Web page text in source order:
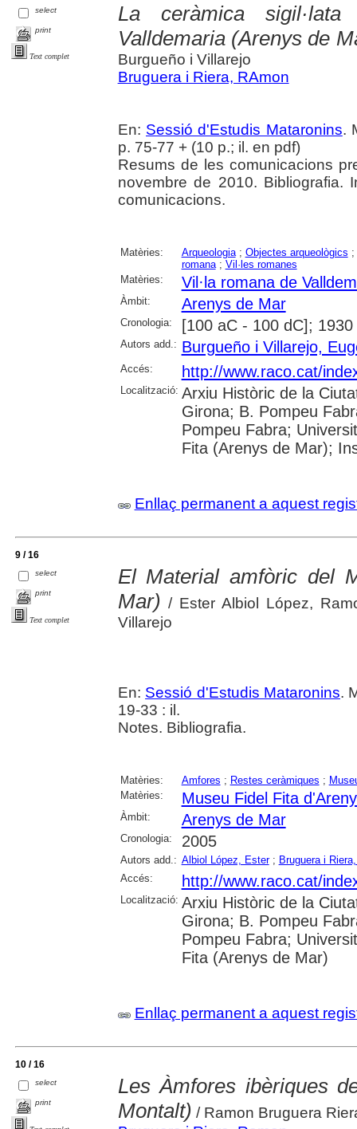
select
print
Text complet
La ceràmica
Valldemaria (Arenys de
Burgueño i Villarejo
Bruguera i Riera, RAmon
En: Sessió d'Estudis Mataronins.
p. 75-77 + (10 p.; il. en pdf)
Resums de les comunicacions
novembre de 2010.
comunicacions.
Matèries: Arqueologia; Objectes arqueològics ;
romana; Vil·les romanes
Matèries:
Vil·la romana de
Àmbit: Arenys de Mar
Cronologia: [100 aC - 100 dC];
Autors add.: Burgueño i Villarejo,
Accés: http://www.raco.cat/
Localització: Arxiu Històric de la
Girona; B. Pompeu
Pompeu Fabra;
Fita (Arenys de Mar);
Enllaç permanent a aquest
9 / 16
select
print
Text complet
El Material amfòric del
Mar) / Ester Albiol López,
Villarejo
En: Sessió d'Estudis Mataronins.
19-33 : il.
Notes. Bibliografia.
Matèries: Amfores ; Restes ceràmiques ;
Matèries:
Museu Fidel Fita
Àmbit: Arenys de Mar
Cronologia: 2005
Autors add.: Albiol López, Ester; Bruguera i
Accés:
http://www.raco.cat/
Localització: Arxiu Històric de la
Girona; B. Pompeu
Pompeu Fabra;
Fita (Arenys de Mar)
Enllaç permanent a aquest
10 / 16
select
print
Les Àmfores ibèriques
Montalt) / Ramon Bruguera